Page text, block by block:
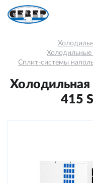
Сплит-системы
Холодильная
415